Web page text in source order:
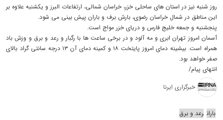
روز شنبه نیز در استان های ساحلی خزر، خراسان شمالی، ارتفاعات البرز و یکشنبه علاوه بر
این مناطق در شمال خراسان رضوی، بارش برف و باران پیش بینی می شود.
پنجشنبه و جمعه خلیج فارس و دریای خزر مواج است.
آسمان امروز تهران ابری و مه آلود و در برخی ساعت ها با رگبار و رعد و برق و وزش باد
همراه است. بیشینه دمای امروز پایتخت ۱۸ و کمینه دمای آن ۱۳ درجه سانتی گراد بالای
صفر خواهد بود.
انتهای پیام/
خبرگزاری ایرنا
باران رعد و برق